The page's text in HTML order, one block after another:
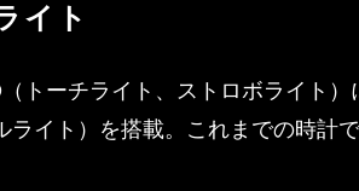
イト
トーチライト、ストロボライト
ライト）を搭載。これまでの時計